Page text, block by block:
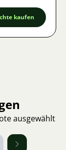
kaufen
ausgewählt